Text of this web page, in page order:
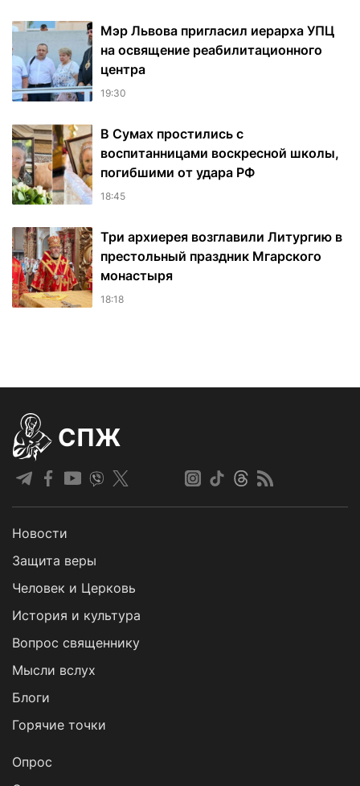
Мэр Львова пригласил иерарха УПЦ
на освящение реабилитационного
центра
19:30
В Сумах простились с
воспитанницами воскресной школы,
погибшими от удара РФ
18:45
Три архиерея возглавили Литургию в
престольный праздник Мгарского
монастыря
18:18
СПЖ
Новости
Защита веры
Человек и Церковь
История и культура
Вопрос священнику
Мысли вслух
Блоги
Горячие точки
Опрос